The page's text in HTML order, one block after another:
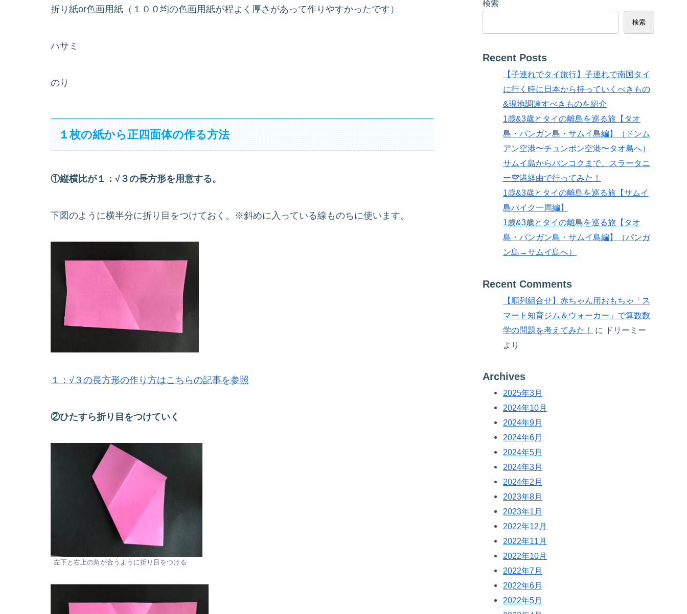
折り紙or色画用紙（１００均の色画用紙が程よく厚さがあって作りやすかったです）
ハサミ
のり
１枚の紙から正四面体の作る方法
①縦横比が１：√３の長方形を用意する。
下図のように横半分に折り目をつけておく。※斜めに入っている線ものちに使います。
１：√３の長方形の作り方はこちらの記事を参照
②ひたすら折り目をつけていく
左下と右上の角が合うように折り目をつける
検索
検索
Recent Posts
【子連れでタイ旅行】子連れで南国タイ
に行く時に日本から持っていくべきもの
&現地調達すべきものを紹介
1歳&3歳とタイの離島を巡る旅【タオ
島・パンガン島・サムイ島編】（ドンム
アン空港〜チュンポン空港〜タオ島へ）
サムイ島からバンコクまで、スラータニ
ー空港経由で行ってみた！
1歳&3歳とタイの離島を巡る旅【サムイ
島バイク一周編】
1歳&3歳とタイの離島を巡る旅【タオ
島・パンガン島・サムイ島編】（パンガ
ン島→サムイ島へ）
Recent Comments
【順列組合せ】赤ちゃん用おもちゃ「ス
マート知育ジム＆ウォーカー」で算数数
学の問題を考えてみた！
に
ドリーミー
より
Archives
2025年3月
2024年10月
2024年9月
2024年6月
2024年5月
2024年3月
2024年2月
2023年8月
2023年1月
2022年12月
2022年11月
2022年10月
2022年7月
2022年6月
2022年5月